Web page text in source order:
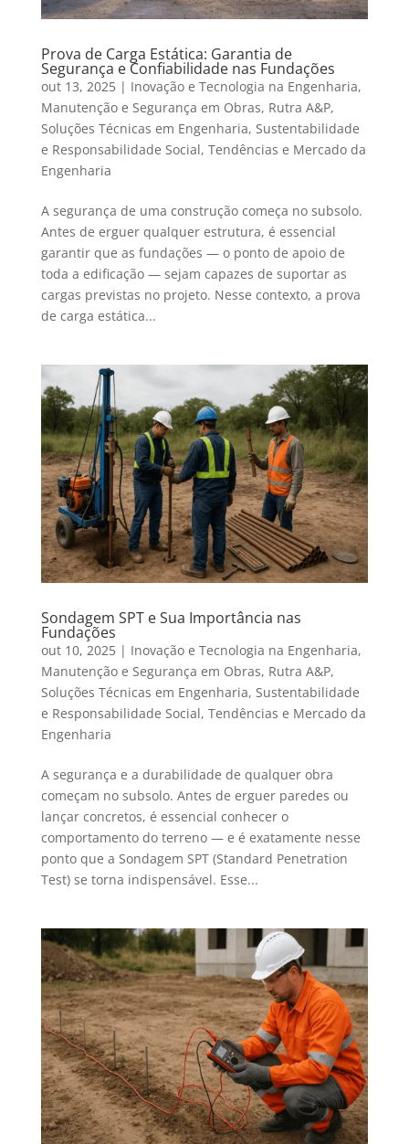
Prova de Carga Estática: Garantia de
Segurança e Confiabilidade nas Fundações
out 13, 2025| Inovação e Tecnologia na Engenharia,
Manutenção e Segurança em Obras, Rutra A&P,
Soluções Técnicas em Engenharia, Sustentabilidade
e Responsabilidade Social, Tendências e Mercado da
Engenharia
A segurança de uma construção começa no subsolo.
Antes de erguer qualquer estrutura, é essencial
garantir que as fundações — o ponto de apoio de
toda a edificação — sejam capazes de suportar as
cargas previstas no projeto. Nesse contexto, a prova
de carga estática...
Sondagem SPT e Sua Importância nas
Fundações
out 10, 2025| Inovação e Tecnologia na Engenharia,
Manutenção e Segurança em Obras, Rutra A&P,
Soluções Técnicas em Engenharia, Sustentabilidade
e Responsabilidade Social, Tendências e Mercado da
Engenharia
A segurança e a durabilidade de qualquer obra
começam no subsolo. Antes de erguer paredes ou
lançar concretos, é essencial conhecer o
comportamento do terreno — e é exatamente nesse
ponto que a Sondagem SPT (Standard Penetration
Test) se torna indispensável. Esse...